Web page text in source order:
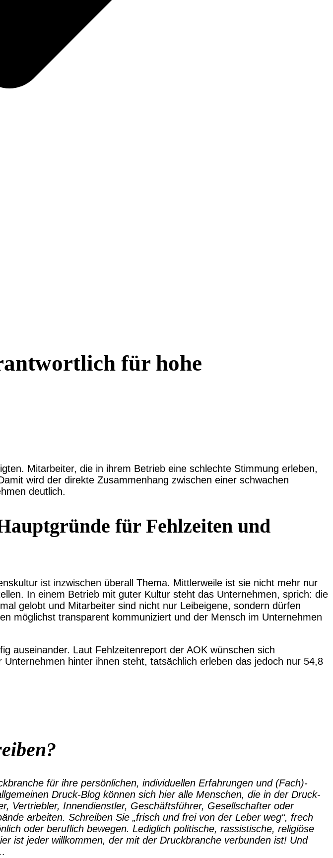
für hohe
Mitarbeiter, die in ihrem Betrieb eine schlechte Stimmung erleben,
wird der direkte Zusammenhang zwischen einer schwachen
deutlich.
für Fehlzeiten und
ist inzwischen überall Thema. Mittlerweile ist sie nicht mehr nur
In einem Betrieb mit guter Kultur steht das Unternehmen, sprich: die
gelobt und Mitarbeiter sind nicht nur Leibeigene, sondern dürfen
möglichst transparent kommuniziert und der Mensch im Unternehmen
auseinander. Laut Fehlzeitenreport der AOK wünschen sich
hinter ihnen steht, tatsächlich erleben das jedoch nur 54,8
für ihre persönlichen, individuellen Erfahrungen und (Fach)-
Druck-Blog können sich hier alle Menschen, die in der Druck-
Vertriebler, Innendienstler, Geschäftsführer, Gesellschafter oder
arbeiten. Schreiben Sie „frisch und frei von der Leber weg“, frech
oder beruflich bewegen. Lediglich politische, rassistische, religiöse
ist jeder willkommen, der mit der Druckbranche verbunden ist! Und